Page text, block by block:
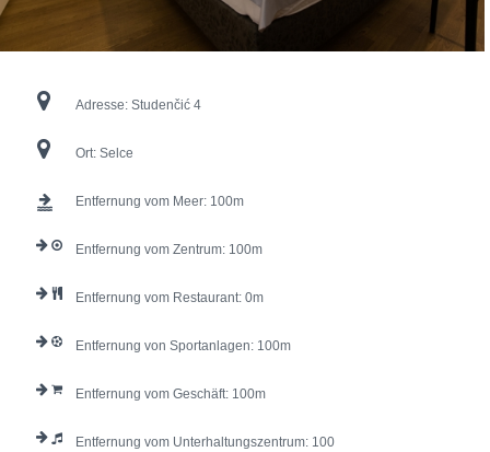
Adresse: Studenčić 4
Ort: Selce
Entfernung vom Meer: 100
Entfernung vom Zentrum: 100
Entfernung vom Restaurant: 0
Entfernung von Sportanlagen: 100
Entfernung vom Geschäft: 100
Entfernung vom Unterhaltungszentrum: 100